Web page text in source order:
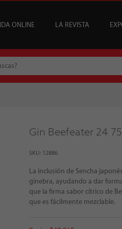
ONLINE LA REVISTA
Gin Beefeater 24
SKU: 12886
La inclusión de Sencha
ginebra, ayudando a dar
que la firma sabor cítrico de
que es fácilmente mezclable.